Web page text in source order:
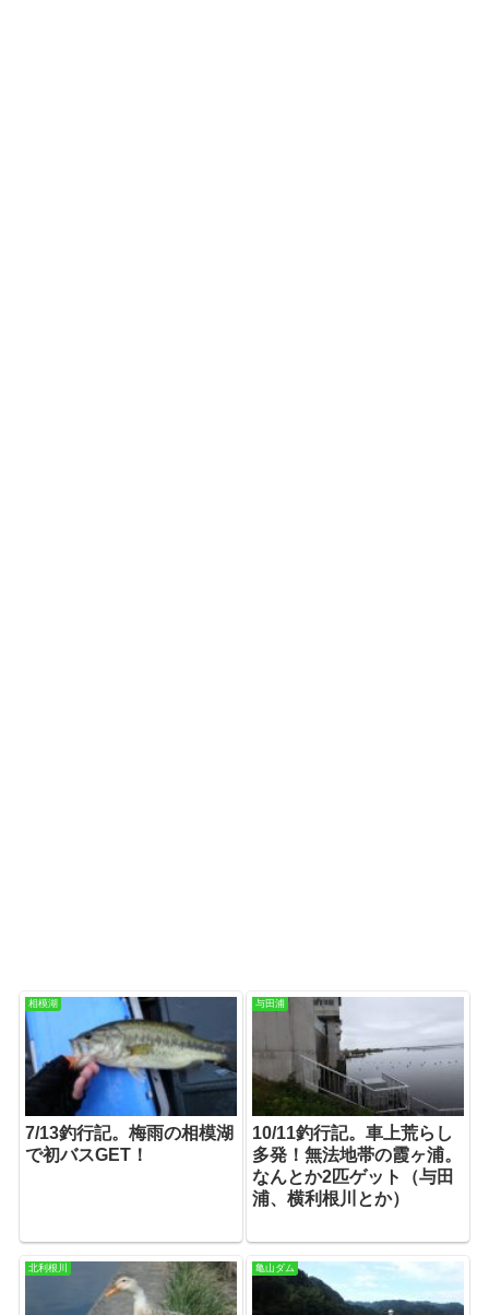
相模湖
7/13釣行記。梅雨の相模湖
で初バスGET！
与田浦
10/11釣行記。車上荒らし
多発！無法地帯の霞ヶ浦。
なんとか2匹ゲット（与田
浦、横利根川とか）
北利根川 亀山ダム